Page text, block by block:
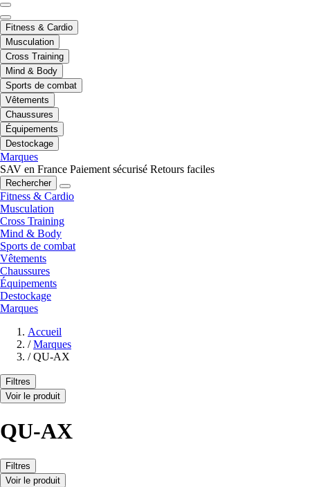
Fitness & Cardio
Musculation
Cross Training
Mind & Body
Sports de combat
Vêtements
Chaussures
Équipements
Destockage
Marques
SAV en France Paiement sécurisé Retours faciles
Rechercher
Fitness & Cardio
Musculation
Cross Training
Mind & Body
Sports de combat
Vêtements
Chaussures
Équipements
Destockage
Marques
Accueil
/ Marques
/ QU-AX
Filtres
Voir le produit
QU-AX
Filtres
Voir le produit